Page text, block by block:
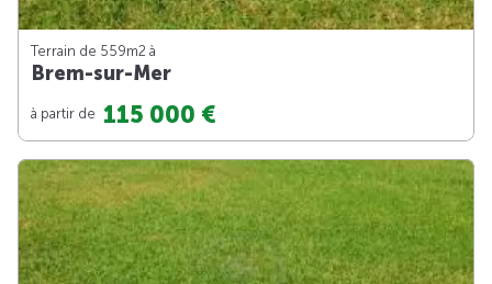
Terrain de 559m2 à
Brem-sur-Mer
à partir de 115 000 €